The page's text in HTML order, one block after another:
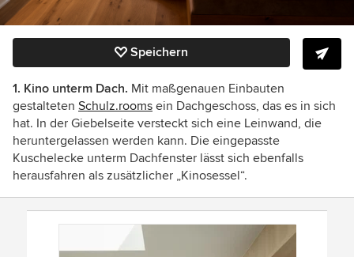
Speichern
1. Kino unterm Dach. Mit maßgenauen Einbauten
gestalteten Schulz.rooms ein Dachgeschoss, das es in sich
hat. In der Giebelseite versteckt sich eine Leinwand, die
heruntergelassen werden kann. Die eingepasste
Kuschelecke unterm Dachfenster lässt sich ebenfalls
herausfahren als zusätzlicher „Kinosessel“.